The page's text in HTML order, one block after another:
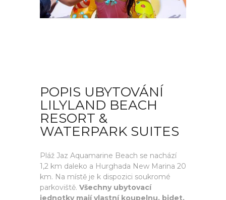
POPIS UBYTOVÁNÍ
LILYLAND BEACH
RESORT &
WATERPARK SUITES
Pláž Jaz Aquamarine Beach se nachází
1,2 km daleko a Hurghada New Marina 20
km. Na místě je k dispozici soukromé
parkoviště. Všechny ubytovací
jednotky mají vlastní koupelnu, bidet,